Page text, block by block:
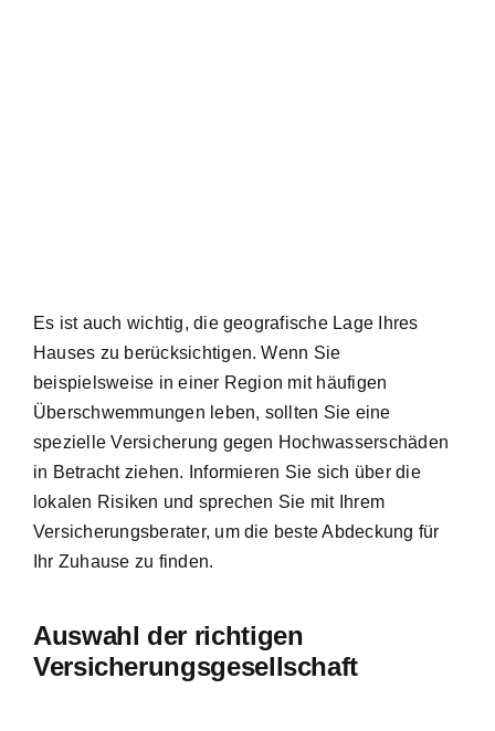
Es ist auch wichtig, die geografische Lage Ihres
Hauses zu berücksichtigen. Wenn Sie
beispielsweise in einer Region mit häufigen
Überschwemmungen leben, sollten Sie eine
spezielle Versicherung gegen Hochwasserschäden
in Betracht ziehen. Informieren Sie sich über die
lokalen Risiken und sprechen Sie mit Ihrem
Versicherungsberater, um die beste Abdeckung für
Ihr Zuhause zu finden.
Auswahl der richtigen
Versicherungsgesellschaft